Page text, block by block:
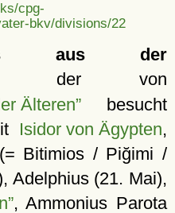
cpg-
bkv/divisions/22
aus der
der von
Älteren”besucht
Isidor von Ägypten,
Bitimios / Piğimi /
Adelphius (21. Mai),
, Ammonius Parota